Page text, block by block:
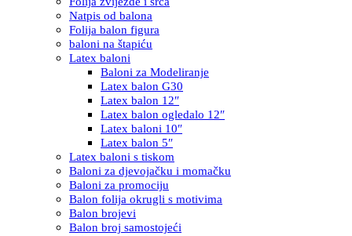
Natpis od balona
Folija balon figura
baloni na štapiću
Latex baloni
Baloni za Modeliranje
Latex balon G30
Latex balon 12″
Latex balon ogledalo 12″
Latex baloni 10″
Latex balon 5″
Latex baloni s tiskom
Baloni za djevojačku i momačku
Baloni za promociju
Balon folija okrugli s motivima
Balon brojevi
Balon broj samostojeći